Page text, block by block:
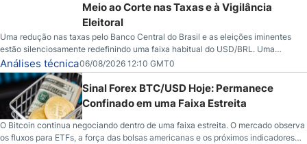
Meio ao Corte nas Taxas e à Vigilância
Eleitoral
Uma redução nas taxas pelo Banco Central do Brasil e as eleições iminentes
estão silenciosamente redefinindo uma faixa habitual do USD/BRL. Uma
redução nas taxas pelo Banco Central do Brasil e as eleições iminentes estão
silenciosamente redefinindo uma faixa habitual do USD/BRL. É isso que os
traders estão observando agora.
Análises técnica06/08/2026 12:10 GMT0
Sinal Forex BTC/USD Hoje: Permanece
Confinado em uma Faixa Estreita
O Bitcoin continua negociando dentro de uma faixa estreita. O mercado observa
os fluxos para ETFs, a força das bolsas americanas e os próximos indicadores